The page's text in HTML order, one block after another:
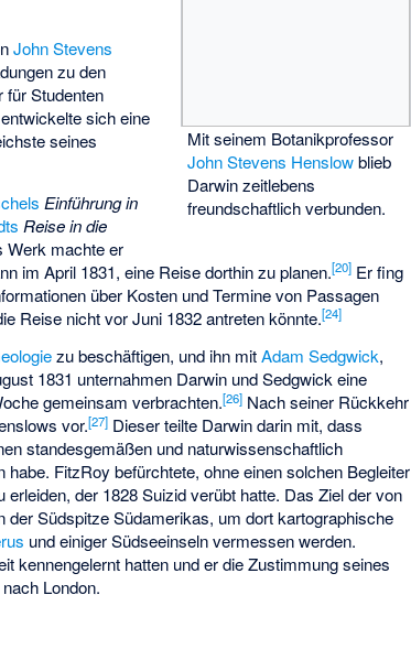
Mit seinem Botanikprofessor
John Stevens Henslowblieb
Darwin zeitlebens
freundschaftlich verbunden.
John Stevens
zu den
für Studenten
sich eine
seines
Einführung in
Reise in die
Werk machte er
im April 1831, eine Reise dorthin zu planen.[20] Er fing
über Kosten und Termine von Passagen
Reise nicht vor Juni 1832 antreten könnte.[24]
zu beschäftigen, und ihn mitAdam Sedgwick,
1831 unternahmen Darwin und Sedgwick eine
gemeinsam verbrachten.[26] Nach seiner Rückkehr
vor.[27] Dieser teilte Darwin darin mit, dass
standesgemäßen und naturwissenschaftlich
FitzRoy befürchtete, ohne einen solchen Begleiter
erleiden, der 1828 Suizid verübt hatte. Das Ziel der von
der Südspitze Südamerikas, um dort kartographische
und einiger Südseeinseln vermessen werden.
kennengelernt hatten und er die Zustimmung seines
London.